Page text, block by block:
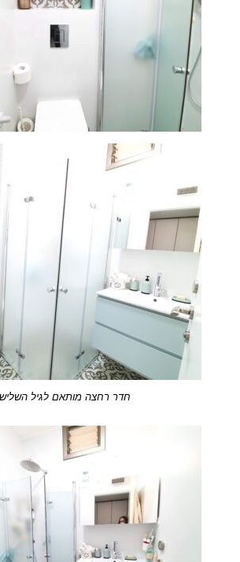
חדר רחצה מותאם לגיל השלישי